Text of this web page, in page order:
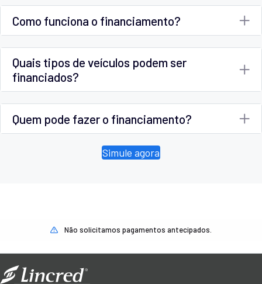
Como funciona o financiamento?
Quais tipos de veículos podem ser
financiados?
Quem pode fazer o financiamento?
Simule agora
Não solicitamos pagamentos antecipados.